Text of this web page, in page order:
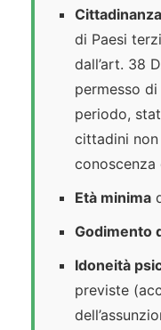
Cittadinanza
di Paesi
dall’art. 38
permesso
periodo,
cittadini
conoscenza
Età minima
Godimento
Idoneità
previste